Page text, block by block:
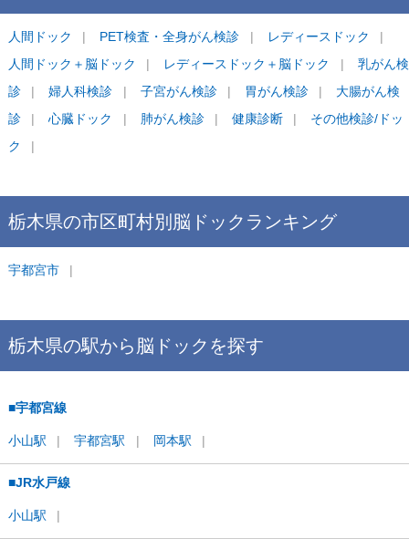
人間ドック PET検査・全身がん検診
レディースドック
人間ドック＋脳ドック
レディースドック＋脳ドック
乳がん検
診
婦人科検診 子宮がん検診 胃がん検診
大腸がん検
診
心臓ドック 肺がん検診 健康診断
その他検診/ドッ
ク
栃木県の市区町村別 脳ドック ランキング
宇都宮市
栃木県の駅から 脳ドックを探す
■宇都宮線
小山駅 宇都宮駅 岡本駅
■JR水戸線
小山駅